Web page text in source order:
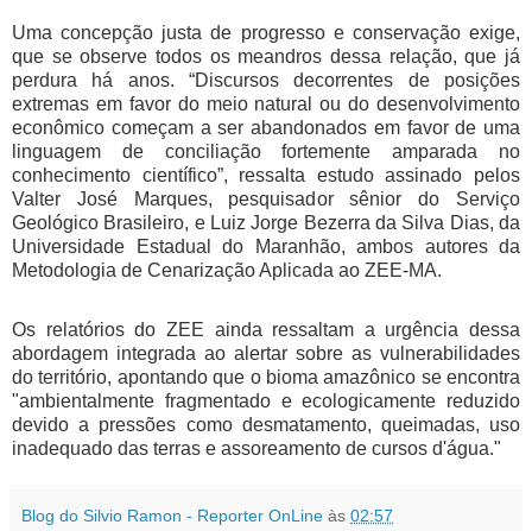
Uma concepção justa de progresso e conservação exige,
que se observe todos os meandros dessa relação, que já
perdura há anos. “Discursos decorrentes de posições
extremas em favor do meio natural ou do desenvolvimento
econômico começam a ser abandonados em favor de uma
linguagem de conciliação fortemente amparada no
conhecimento científico”, ressalta estudo assinado pelos
Valter José Marques, pesquisador sênior do Serviço
Geológico Brasileiro, e Luiz Jorge Bezerra da Silva Dias, da
Universidade Estadual do Maranhão, ambos autores da
Metodologia de Cenarização Aplicada ao ZEE-MA.
Os relatórios do ZEE ainda ressaltam a urgência dessa
abordagem integrada ao alertar sobre as vulnerabilidades
do território, apontando que o bioma amazônico se encontra
"ambientalmente fragmentado e ecologicamente reduzido
devido a pressões como desmatamento, queimadas, uso
inadequado das terras e assoreamento de cursos d'água."
Blog do Silvio Ramon - Reporter OnLine às 02:57